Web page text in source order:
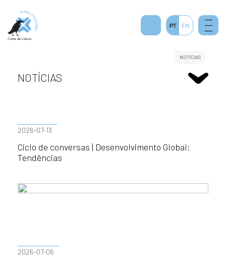
NOTÍCIAS
NOTÍCIAS
2026-07-13
Ciclo de conversas | Desenvolvimento Global:
Tendências
2026-07-06
PT EN